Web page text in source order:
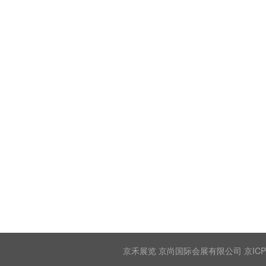
京禾展览 京尚国际会展有限公司 京